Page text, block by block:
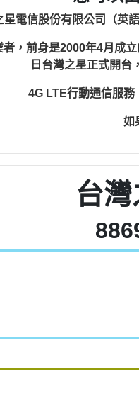
星電信股份有限公司（英
，前身是2000年4月成
日台灣之星正式開台
4G LTE行動通信服務
如
台